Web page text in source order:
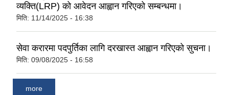
व्यक्ति(LRP) को आवेदन आह्वान गरिएको सम्बन्धमा।
मिति: 11/14/2025 - 16:38
सेवा करारमा पदपुर्तिका लागि दरखास्त आह्वान गरिएको सुचना।
मिति: 09/08/2025 - 16:58
more